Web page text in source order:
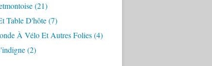
(21)
Table D'hôte(7)
À Vélo Et Autres Folies(4)
(2)